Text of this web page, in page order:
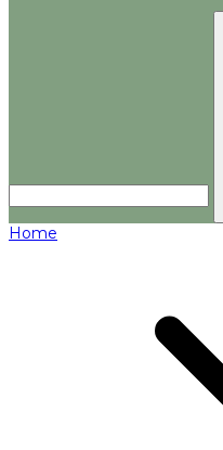
Home